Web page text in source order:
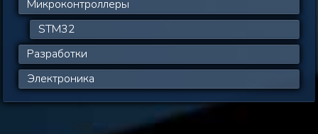
Микроконтроллеры
STM32
Разработки
Электроника